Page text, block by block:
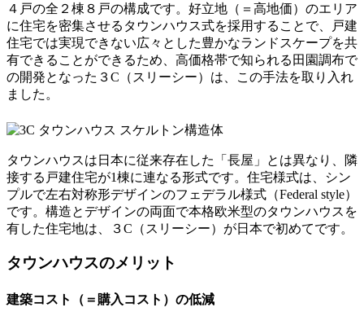
４戸の全２棟８戸の構成です。好立地（＝高地価）のエリア
に住宅を密集させるタウンハウス式を採用することで、戸建
住宅では実現できない広々とした豊かなランドスケープを共
有できることができるため、高価格帯で知られる田園調布で
の開発となった３C（スリーシー）は、この手法を取り入れ
ました。
タウンハウスは日本に従来存在した「長屋」とは異なり、隣
接する戸建住宅が1棟に連なる形式です。住宅様式は、シン
プルで左右対称形デザインのフェデラル様式（Federal style）
です。構造とデザインの両面で本格欧米型のタウンハウスを
有した住宅地は、３C（スリーシー）が日本で初めてです。
タウンハウスのメリット
建築コスト（＝購入コスト）の低減